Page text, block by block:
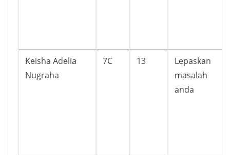
Keisha Adelia
Nugraha
7C 13
Lepaskan
masalah
anda